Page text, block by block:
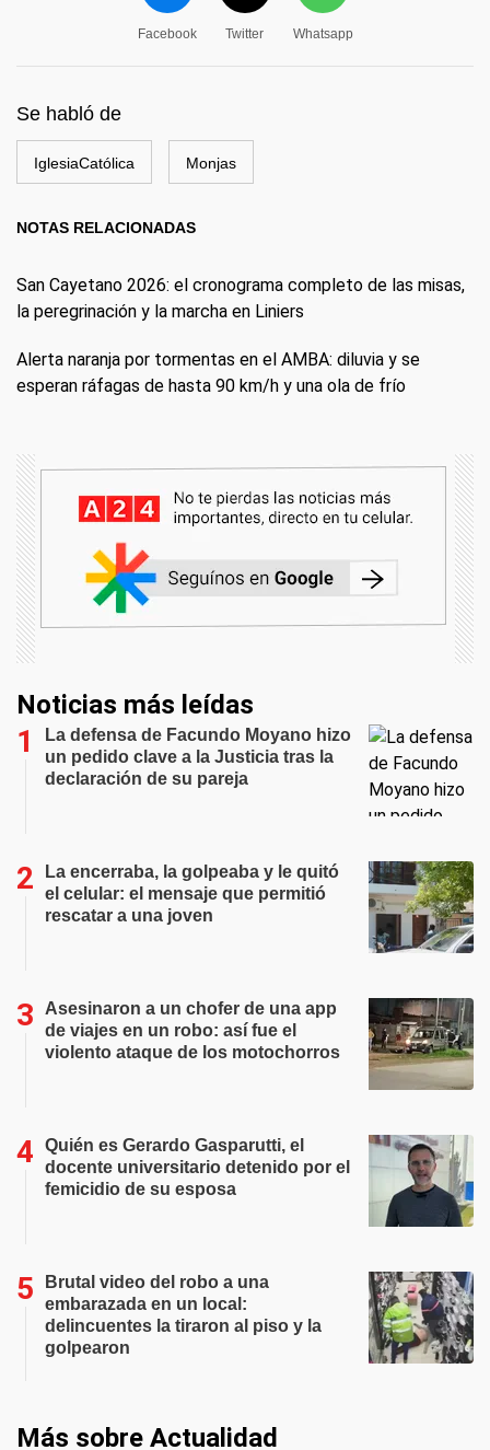
Facebook Twitter Whatsapp
Se habló de
IglesiaCatólica Monjas
NOTAS RELACIONADAS
San Cayetano 2026: el cronograma completo de las misas,
la peregrinación y la marcha en Liniers
Alerta naranja por tormentas en el AMBA: diluvia y se
esperan ráfagas de hasta 90 km/h y una ola de frío
Noticias más leídas
La defensa de Facundo Moyano hizo
un pedido clave a la Justicia tras la
declaración de su pareja
La encerraba, la golpeaba y le quitó
el celular: el mensaje que permitió
rescatar a una joven
Asesinaron a un chofer de una app
de viajes en un robo: así fue el
violento ataque de los motochorros
Quién es Gerardo Gasparutti, el
docente universitario detenido por el
femicidio de su esposa
Brutal video del robo a una
embarazada en un local:
delincuentes la tiraron al piso y la
golpearon
Más sobre Actualidad